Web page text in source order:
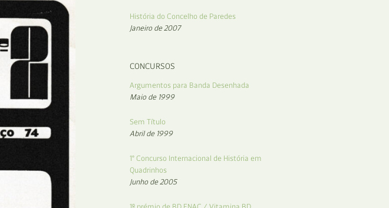
História do Concelho de Paredes
Janeiro de 2007
CONCURSOS
Argumentos para Banda Desenhada
Maio de 1999
Sem Título
Abril de 1999
1° Concurso Internacional de História em
Quadrinhos
Junho de 2005